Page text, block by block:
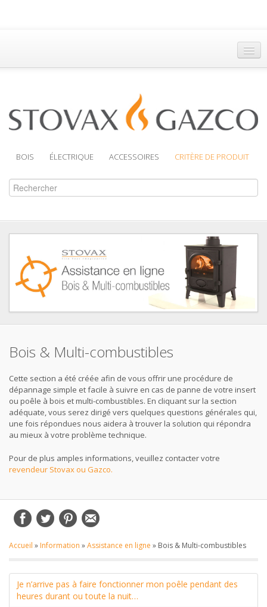
Accueil
Brochures
BOIS ÉLECTRIQUE ACCESSOIRES CRITÈRE DE PRODUIT
Bois & Multi-combustibles
Cette section a été créée afin de vous offrir une procédure de
dépannage simple et facile à suivre en cas de panne de votre insert
ou poêle à bois et multi-combustibles. En cliquant sur la section
adéquate, vous serez dirigé vers quelques questions générales qui,
une fois répondues nous aidera à trouver la solution qui répondra
au mieux à votre problème technique.
Pour de plus amples informations, veuillez contacter votre
revendeur Stovax ou Gazco.
Accueil » Information »Assistance en ligne » Bois & Multi-combustibles
Je n’arrive pas à faire fonctionner mon poêle pendant des
heures durant ou toute la nuit…